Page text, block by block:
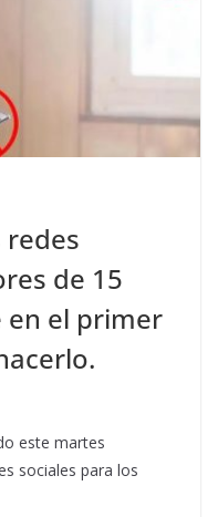
redes
de 15
en el primer
este martes
sociales para los